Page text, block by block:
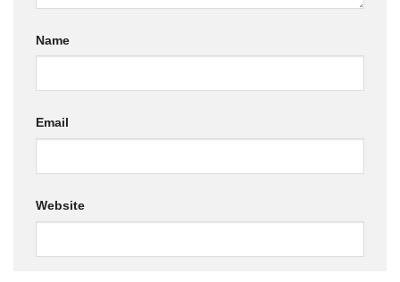
Name
Email
Website